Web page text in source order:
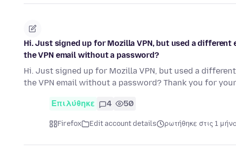
Hi. Just signed up for Mozilla VPN, but used a
the VPN email without a password?
Hi. Just signed up for Mozilla VPN, but used a
the VPN email without a password? Thank you for
Επιλύθηκε 4 50
Firefox Edit account details ρωτήθηκε στις 1